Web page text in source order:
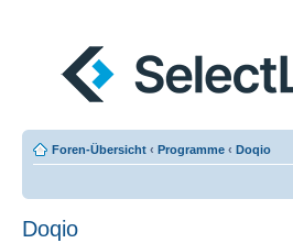
Foren-Übersicht ‹ Programme ‹ Doqio
Doqio